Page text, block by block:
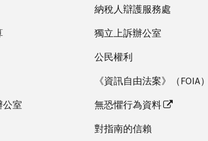
公室
納稅人辯護服務處
獨立上訴辦公室
公民權利
《資訊自由法案》（FOIA）
無恐懼行為資料
對指南的信賴